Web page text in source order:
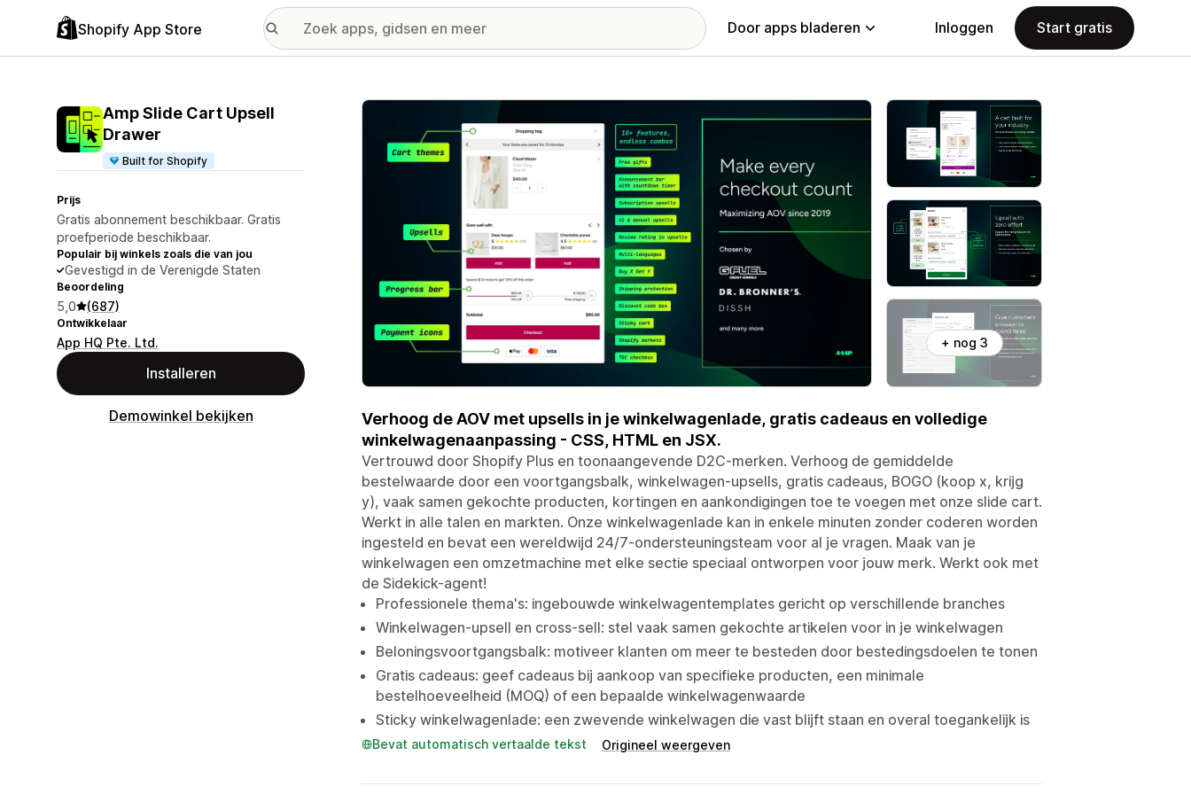
Shopify App Store Door apps bladeren Inloggen Start gratis
Amp Slide Cart Upsell
Drawer
Built for Shopify
Prijs
Gratis abonnement beschikbaar. Gratis
proefperiode beschikbaar.
Populair bij winkels zoals die van jou
Gevestigd in de Verenigde Staten
Beoordeling
5,0 (687)
Ontwikkelaar
App HQ Pte. Ltd.
Installeren
Demowinkel bekijken
Galerij met uitgelichte afbeeldingen
+ nog 3
Verhoog de AOV met upsells in je winkelwagenlade, gratis cadeaus en volledige
winkelwagenaanpassing - CSS, HTML en JSX.
Vertrouwd door Shopify Plus en toonaangevende D2C-merken. Verhoog de gemiddelde
bestelwaarde door een voortgangsbalk, winkelwagen-upsells, gratis cadeaus, BOGO (koop x, krijg
y), vaak samen gekochte producten, kortingen en aankondigingen toe te voegen met onze slide cart.
Werkt in alle talen en markten. Onze winkelwagenlade kan in enkele minuten zonder coderen worden
ingesteld en bevat een wereldwijd 24/7-ondersteuningsteam voor al je vragen. Maak van je
winkelwagen een omzetmachine met elke sectie speciaal ontworpen voor jouw merk. Werkt ook met
de Sidekick-agent!
Professionele thema's: ingebouwde winkelwagentemplates gericht op verschillende branches
Winkelwagen-upsell en cross-sell: stel vaak samen gekochte artikelen voor in je winkelwagen
Beloningsvoortgangsbalk: motiveer klanten om meer te besteden door bestedingsdoelen te tonen
Gratis cadeaus: geef cadeaus bij aankoop van specifieke producten, een minimale
bestelhoeveelheid (MOQ) of een bepaalde winkelwagenwaarde
Sticky winkelwagenlade: een zwevende winkelwagen die vast blijft staan en overal toegankelijk is
Bevat automatisch vertaalde tekst Origineel weergeven